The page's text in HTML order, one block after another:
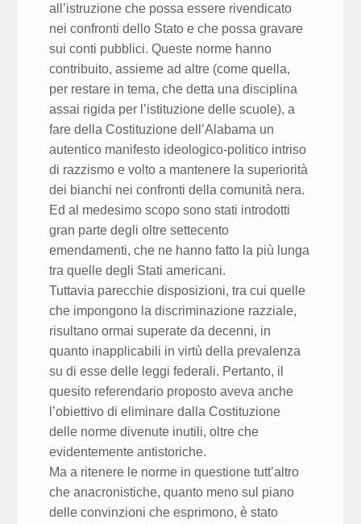
all’istruzione che possa essere rivendicato
nei confronti dello Stato e che possa gravare
sui conti pubblici. Queste norme hanno
contribuito, assieme ad altre (come quella,
per restare in tema, che detta una disciplina
assai rigida per l’istituzione delle scuole), a
fare della Costituzione dell’Alabama un
autentico manifesto ideologico-politico intriso
di razzismo e volto a mantenere la superiorità
dei bianchi nei confronti della comunità nera.
Ed al medesimo scopo sono stati introdotti
gran parte degli oltre settecento
emendamenti, che ne hanno fatto la più lunga
tra quelle degli Stati americani.
Tuttavia parecchie disposizioni, tra cui quelle
che impongono la discriminazione razziale,
risultano ormai superate da decenni, in
quanto inapplicabili in virtù della prevalenza
su di esse delle leggi federali. Pertanto, il
quesito referendario proposto aveva anche
l’obiettivo di eliminare dalla Costituzione
delle norme divenute inutili, oltre che
evidentemente antistoriche.
Ma a ritenere le norme in questione tutt’altro
che anacronistiche, quanto meno sul piano
delle convinzioni che esprimono, è stato